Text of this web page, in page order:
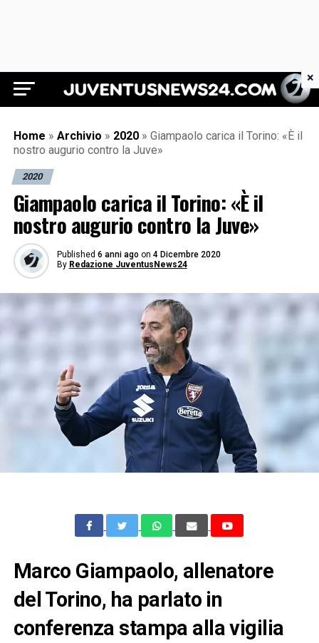
Juventus News 24
Home » Archivio » 2020 » Giampaolo carica il Torino: «È il
nostro augurio contro la Juve»
2020
Giampaolo carica il Torino: «È il
nostro augurio contro la Juve»
Published 6 anni ago on 4 Dicembre 2020
By Redazione JuventusNews24
Marco Giampaolo, allenatore
del Torino, ha parlato in
conferenza stampa alla vigilia
×